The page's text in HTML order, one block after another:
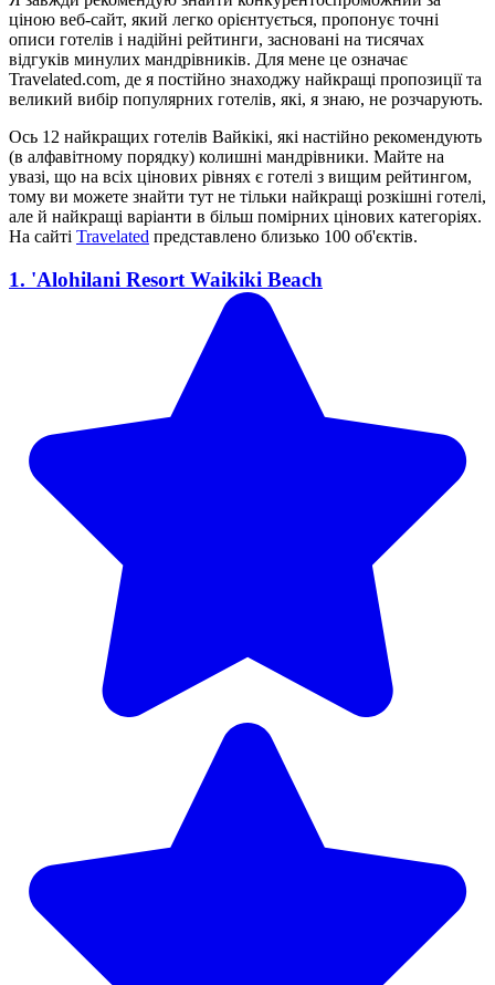
ціною веб-сайт, який легко орієнтується, пропонує точні
описи готелів і надійні рейтинги, засновані на тисячах
відгуків минулих мандрівників. Для мене це означає
Travelated.com, де я постійно знаходжу найкращі пропозиції та
великий вибір популярних готелів, які, я знаю, не розчарують.
Ось 12 найкращих готелів Вайкікі, які настійно рекомендують
(в алфавітному порядку) колишні мандрівники. Майте на
увазі, що на всіх цінових рівнях є готелі з вищим рейтингом,
тому ви можете знайти тут не тільки найкращі розкішні готелі,
але й найкращі варіанти в більш помірних цінових категоріях.
На сайті Travelated представлено близько 100 об'єктів.
1. 'Alohilani Resort Waikiki Beach